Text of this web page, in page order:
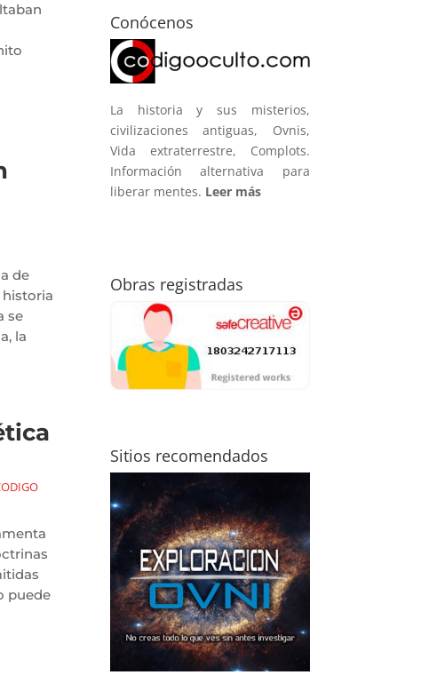
de
se
la
puede
Conócenos
La historia y sus misterios,
civilizaciones antiguas, Ovnis,
Vida extraterrestre, Complots.
Información alternativa para
liberar mentes. Leer más
Obras registradas
Sitios recomendados